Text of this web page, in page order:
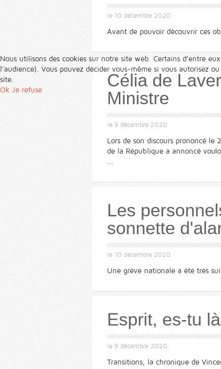
le 10 décembre 2020.
Avant de pouvoir découvrir ces
Célia de
Ministre
le 9 décembre 2020.
Lors de son discours prononcé
de la République a annoncé
...
Les
sonnette
le 10 décembre 2020.
Une grève nationale a été très
Esprit, es-tu
le 9 décembre 2020.
Transitions, la chronique de
Nous utilisons des cookies sur notre site web. Certains d’entre
l'audience). Vous pouvez décider vous-même si vous autorisez
site.
Ok Je refuse